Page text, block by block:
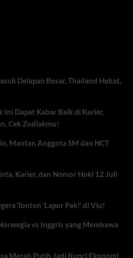
Delapan Besar, Thailand Hebat,
Dapat Kabar Baik di Karier,
Cek Zodiakmu!
Mantan Anggota SM dan NCT
Karier, dan Nomor Hoki 12 Juli
Tonton ‘Lapor Pak!’ di Viu!
vs Inggris yang Membawa
Merah Putih Jadi Kunci Ekonomi